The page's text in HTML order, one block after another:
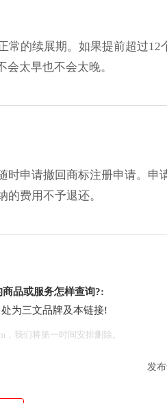
常的续展期。如果提前超过12
太早也不会太晚。
申请撤回商标注册申请。申
费用不予退还。
品或服务怎样查询?:
为三文品牌及本链接!
我们将第一时间安排删除。
发